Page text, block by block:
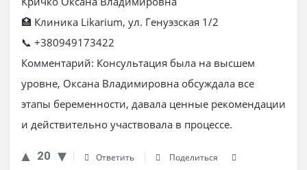
🏥 Клиника Likarium, ул. Генуэзская 1/2
📞 +380949173422
Комментарий: Консультация была на высшем
уровне, Оксана Владимировна обсуждала все
этапы беременности, давала ценные рекомендации
и действительно участвовала в процессе.
20 Ответить Поделиться